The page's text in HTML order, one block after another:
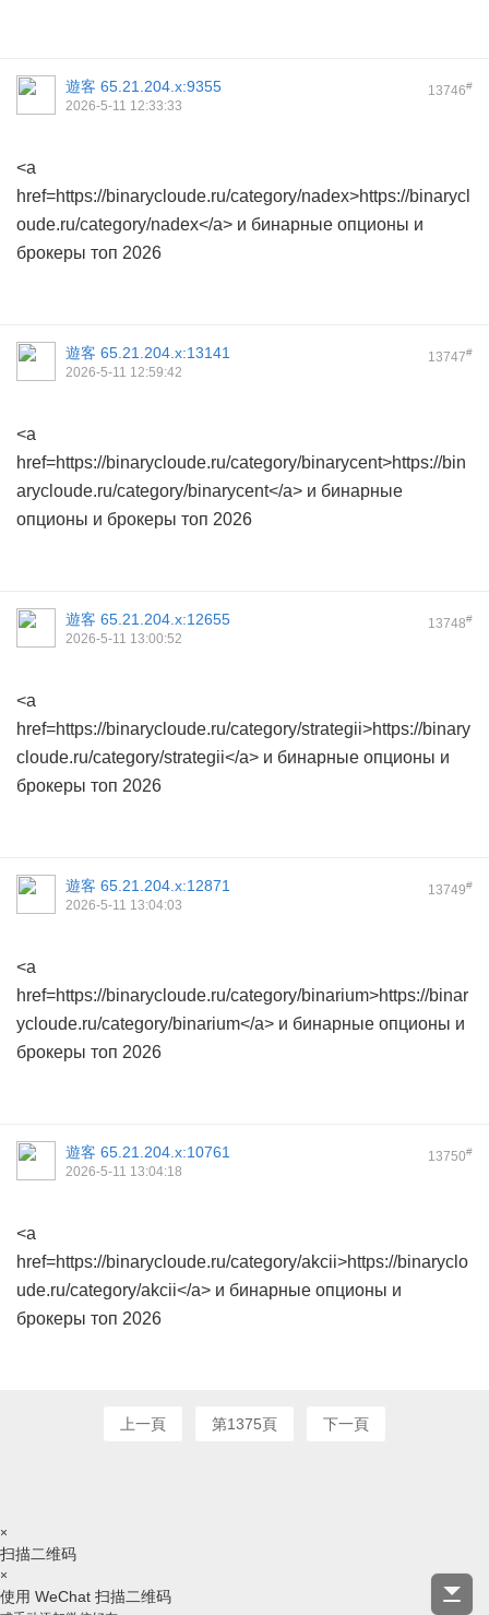
13746#
遊客 65.21.204.x:9355
2026-5-11 12:33:33
<a
href=https://binarycloude.ru/category/nadex>https://binarycl
oude.ru/category/nadex</a> и бинарные опционы и
брокеры топ 2026
13747#
遊客 65.21.204.x:13141
2026-5-11 12:59:42
<a
href=https://binarycloude.ru/category/binarycent>https://bin
arycloude.ru/category/binarycent</a> и бинарные
опционы и брокеры топ 2026
13748#
遊客 65.21.204.x:12655
2026-5-11 13:00:52
<a
href=https://binarycloude.ru/category/strategii>https://binary
cloude.ru/category/strategii</a> и бинарные опционы и
брокеры топ 2026
13749#
遊客 65.21.204.x:12871
2026-5-11 13:04:03
<a
href=https://binarycloude.ru/category/binarium>https://binar
ycloude.ru/category/binarium</a> и бинарные опционы и
брокеры топ 2026
13750#
遊客 65.21.204.x:10761
2026-5-11 13:04:18
<a
href=https://binarycloude.ru/category/akcii>https://binaryclo
ude.ru/category/akcii</a> и бинарные опционы и
брокеры топ 2026
上一頁 第1375頁 下一頁
×
扫描二维码
×
使用 WeChat 扫描二维码